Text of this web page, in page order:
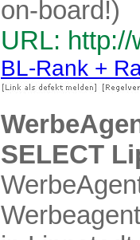
on-board!)
URL:
BL-Rank +
SELECT